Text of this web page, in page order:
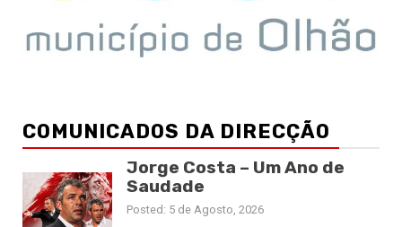
COMUNICADOS DA DIRECÇÃO
Jorge Costa – Um Ano de
Saudade
Posted: 5 de Agosto, 2026